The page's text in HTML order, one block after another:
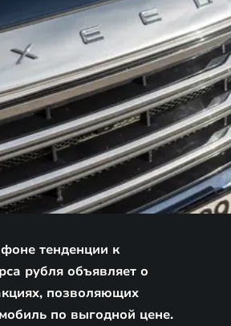
тенденции к
рубля объявляет о
позволяющих
по выгодной цене.